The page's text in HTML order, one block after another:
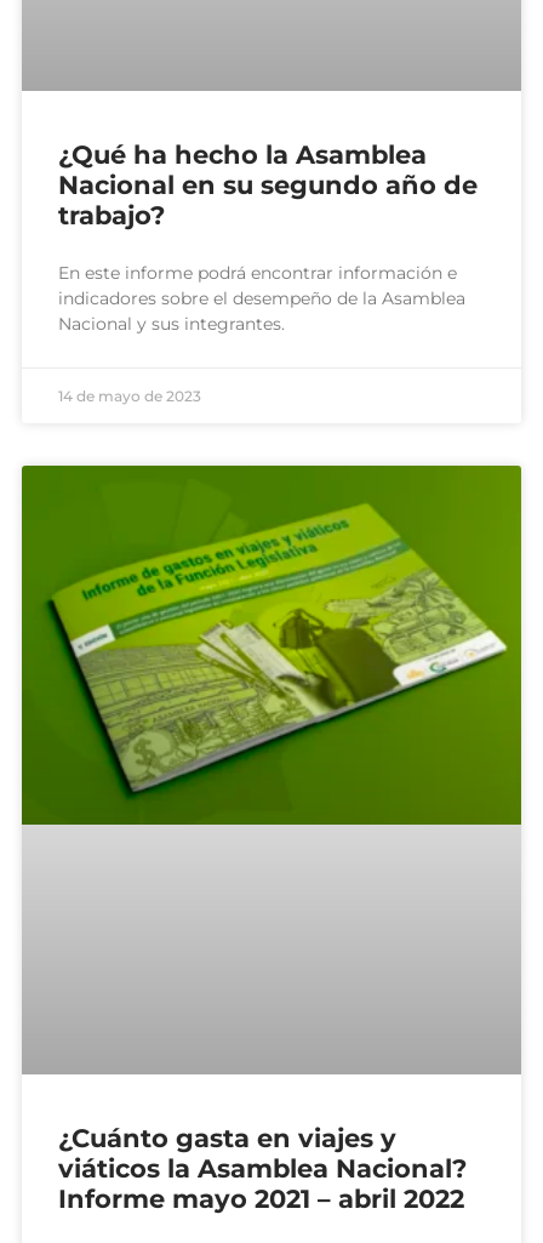
¿Qué ha hecho la Asamblea
Nacional en su segundo año de
trabajo?
En este informe podrá encontrar información e
indicadores sobre el desempeño de la Asamblea
Nacional y sus integrantes.
14 de mayo de 2023
¿Cuánto gasta en viajes y
viáticos la Asamblea Nacional?
Informe mayo 2021 – abril 2022